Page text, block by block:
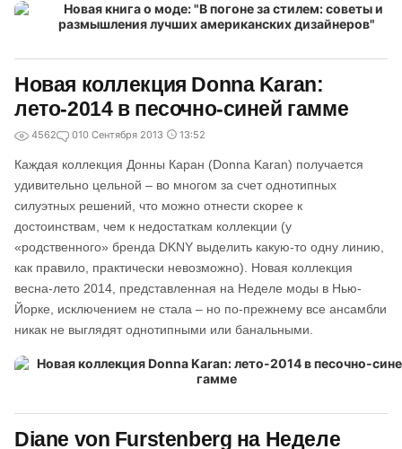
Новая коллекция Donna Karan:
лето-2014 в песочно-синей гамме
4562 010 Сентября 2013 13:52
Каждая коллекция Донны Каран (Donna Karan) получается
удивительно цельной – во многом за счет однотипных
силуэтных решений, что можно отнести скорее к
достоинствам, чем к недостаткам коллекции (у
«родственного» бренда DKNY выделить какую-то одну линию,
как правило, практически невозможно). Новая коллекция
весна-лето 2014, представленная на Неделе моды в Нью-
Йорке, исключением не стала – но по-прежнему все ансамбли
никак не выглядят однотипными или банальными.
Diane von Furstenberg на Неделе